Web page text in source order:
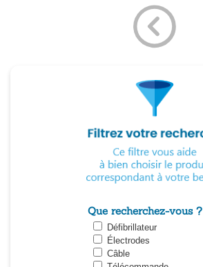
Que recherchez-vous ?
Défibrillateur
Électrodes
Câble